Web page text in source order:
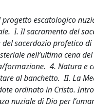
escatologico
I. Il sacramento del
sacerdozio profetico
nell’ultima cena
formazione. 4. Natura e
al banchetto. II. La
ordinato in Cristo.
nuziale di Dio per